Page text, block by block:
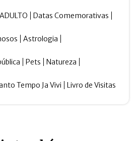
Datas Comemorativas
Astrologia
Pets Natureza
Tempo Ja Vivi Livro de Visitas